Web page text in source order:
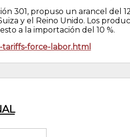
301, propuso un arancel del
y el Reino Unido. Los
a la importación del 10 %.
force-labor.html